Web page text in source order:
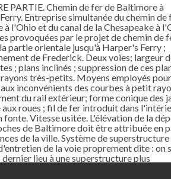
PARTIE. Chemin de fer de Baltimore à
Entreprise simultanée du chemin de
à l'Ohio et du canal de la Chesapeake à
provoquées par le projet de chemin de
partie orientale jusqu'à Harper's Ferry ;
de Frederick. Deux voies; largeur
; plans inclinés ; suppression de ces
très-petits. Moyens employés pour
inconvénients des courbes à petit
du rail extérieur; forme conique des
aux roues ; fil de fer introduit dans
fonte. Vitesse usitée. L'élévation de la
de Baltimore doit être attribuée en
de la ville. Système de superstructure
de la voie proprement dite : on
dernier lieu à une superstructure plus